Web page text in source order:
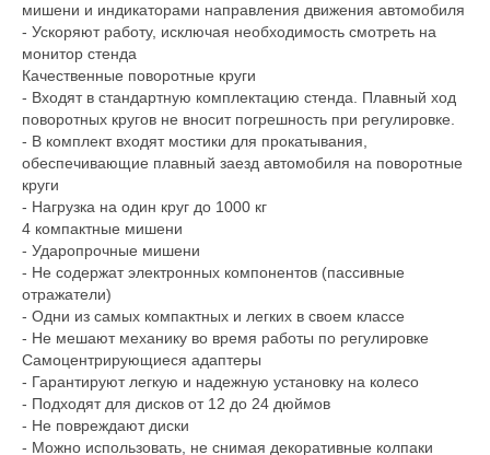
мишени и индикаторами направления движения автомобиля
- Ускоряют работу, исключая необходимость смотреть на
монитор стенда
Качественные поворотные круги
- Входят в стандартную комплектацию стенда. Плавный ход
поворотных кругов не вносит погрешность при регулировке.
- В комплект входят мостики для прокатывания,
обеспечивающие плавный заезд автомобиля на поворотные
круги
- Нагрузка на один круг до 1000 кг
4 компактные мишени
- Ударопрочные мишени
- Не содержат электронных компонентов (пассивные
отражатели)
- Одни из самых компактных и легких в своем классе
- Не мешают механику во время работы по регулировке
Самоцентрирующиеся адаптеры
- Гарантируют легкую и надежную установку на колесо
- Подходят для дисков от 12 до 24 дюймов
- Не повреждают диски
- Можно использовать, не снимая декоративные колпаки